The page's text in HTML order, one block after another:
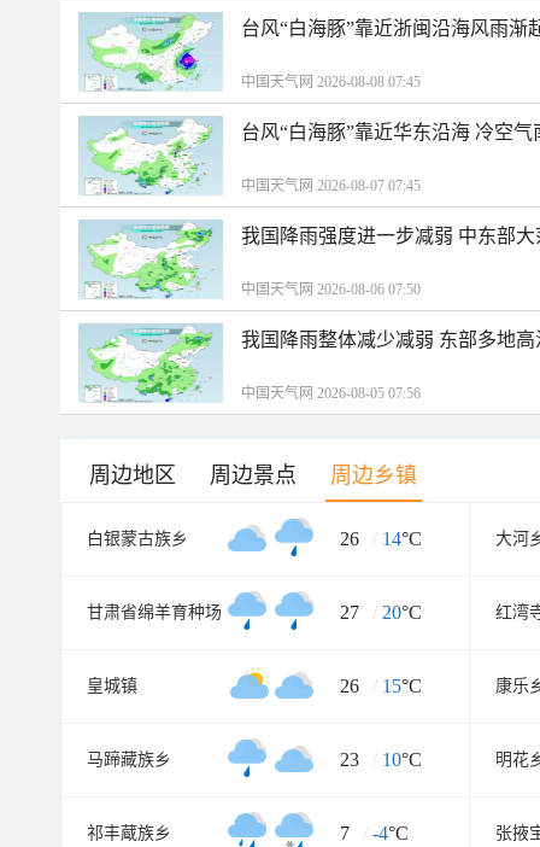
台风“白海豚”靠近浙闽沿海风雨渐
中国天气网 2026-08-08 07:45
台风“白海豚”靠近华东沿海 冷空
中国天气网 2026-08-07 07:45
我国降雨强度进一步减弱 中东部
中国天气网 2026-08-06 07:50
我国降雨整体减少减弱 东部多地
中国天气网 2026-08-05 07:56
周边地区 周边景点 周边乡镇
白银蒙古族乡 26 / 14°C 大河
甘肃省绵羊育种场 27 / 20°C 红湾
皇城镇 26 / 15°C 康乐
马蹄藏族乡 23 / 10°C 明花
祁丰蔵族乡 7 / -4°C 张掖